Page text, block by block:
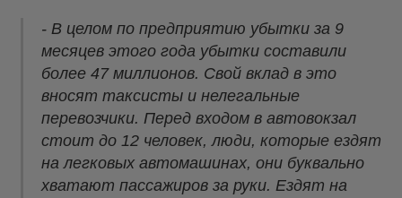
- В целом по предприятию убытки за 9
месяцев этого года убытки составили
более 47 миллионов. Свой вклад в это
вносят таксисты и нелегальные
перевозчики. Перед входом в автовокзал
стоит до 12 человек, люди, которые ездят
на легковых автомашинах, они буквально
хватают пассажиров за руки. Ездят на